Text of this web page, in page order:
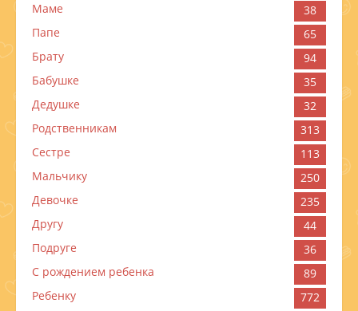
Маме
38
Папе
65
Брату
94
Бабушке
35
Дедушке
32
Родственникам
313
Сестре
113
Мальчику
250
Девочке
235
Другу
44
Подруге
36
С рождением ребенка
89
Ребенку
772